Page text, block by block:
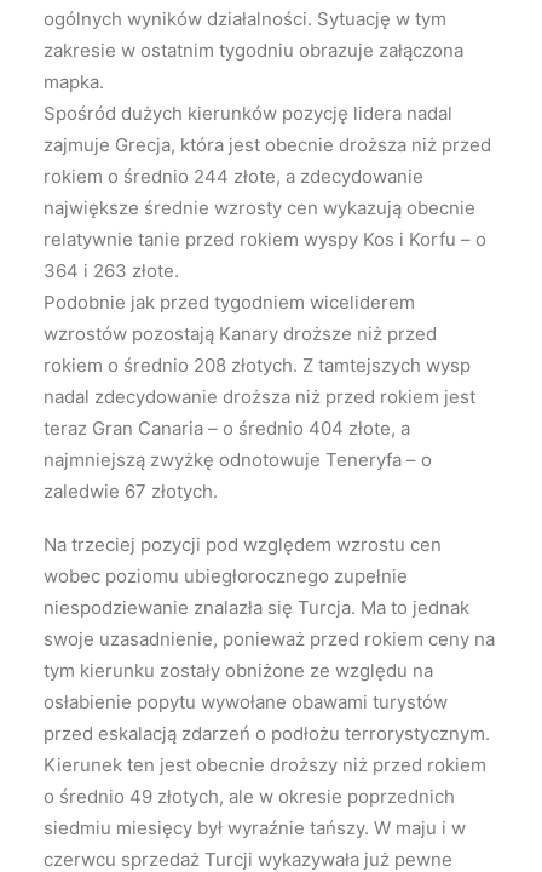
ogólnych wyników działalności. Sytuację w tym
zakresie w ostatnim tygodniu obrazuje załączona
mapka.
Spośród dużych kierunków pozycję lidera nadal
zajmuje Grecja, która jest obecnie droższa niż przed
rokiem o średnio 244 złote, a zdecydowanie
największe średnie wzrosty cen wykazują obecnie
relatywnie tanie przed rokiem wyspy Kos i Korfu – o
364 i 263 złote.
Podobnie jak przed tygodniem wiceliderem
wzrostów pozostają Kanary droższe niż przed
rokiem o średnio 208 złotych. Z tamtejszych wysp
nadal zdecydowanie droższa niż przed rokiem jest
teraz Gran Canaria – o średnio 404 złote, a
najmniejszą zwyżkę odnotowuje Teneryfa – o
zaledwie 67 złotych.
Na trzeciej pozycji pod względem wzrostu cen
wobec poziomu ubiegłorocznego zupełnie
niespodziewanie znalazła się Turcja. Ma to jednak
swoje uzasadnienie, ponieważ przed rokiem ceny na
tym kierunku zostały obniżone ze względu na
osłabienie popytu wywołane obawami turystów
przed eskalacją zdarzeń o podłożu terrorystycznym.
Kierunek ten jest obecnie droższy niż przed rokiem
o średnio 49 złotych, ale w okresie poprzednich
siedmiu miesięcy był wyraźnie tańszy. W maju i w
czerwcu sprzedaż Turcji wykazywała już pewne